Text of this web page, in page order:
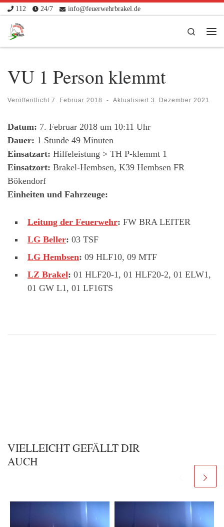
Zum Inhalt springen
112 24/7 info@feuerwehrbrakel.de
Search
VU 1 Person klemmt
Veröffentlicht 7. Februar 2018 - Aktualisiert 3. Dezember 2021
Datum: 7. Februar 2018 um 10:11 Uhr
Dauer: 1 Stunde 49 Minuten
Einsatzart: Hilfeleistung > TH P-klemmt 1
Einsatzort: Brakel-Hembsen, K39 Hembsen FR
Bökendorf
Einheiten und Fahrzeuge:
Leitung der Feuerwehr: FW BRA LEITER
LG Beller: 03 TSF
LG Hembsen: 09 HLF10, 09 MTF
LZ Brakel: 01 HLF20-1, 01 HLF20-2, 01 ELW1,
01 GW L1, 01 LF16TS
VIELLEICHT GEFÄLLT DIR
AUCH